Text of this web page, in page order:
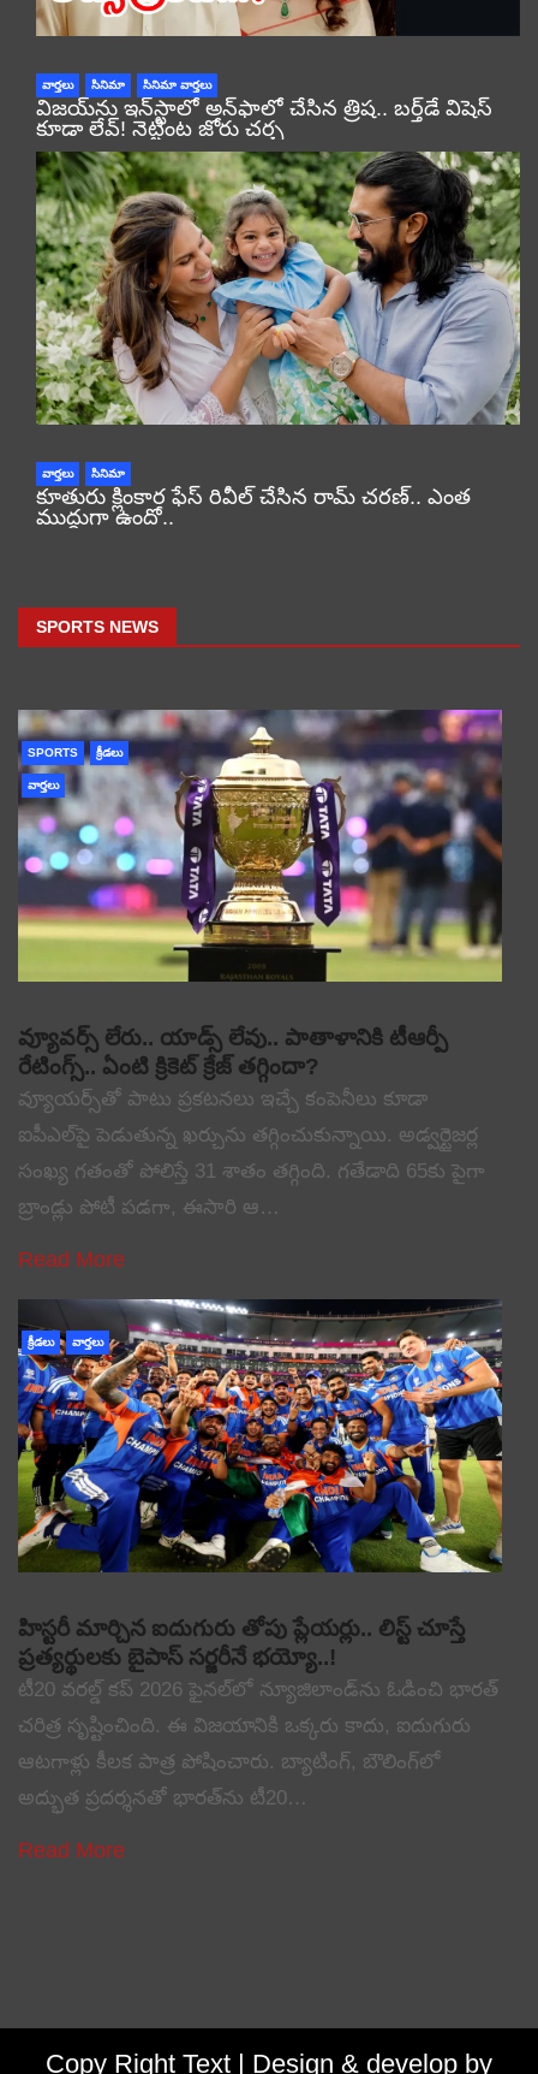
వార్తలు సినిమా సినిమా వార్తలు
విజయ్‌ను ఇన్‌స్టాలో అన్‌ఫాలో చేసిన త్రిష.. బర్త్‌డే విషెస్
కూడా లేవ్! నెట్టింట జోరు చర్చ
వార్తలు సినిమా
కూతురు క్లింకార ఫేస్ రివీల్ చేసిన రామ్ చరణ్.. ఎంత
ముద్దుగా ఉందో..
SPORTS NEWS
SPORTS క్రీడలు
వార్తలు
వ్యూవర్స్ లేరు.. యాడ్స్ లేవు.. పాతాళానికి టీఆర్పీ
రేటింగ్స్.. ఏంటి క్రికెట్ క్రేజ్ తగ్గిందా?
వ్యూయర్స్‌తో పాటు ప్రకటనలు ఇచ్చే కంపెనీలు కూడా
ఐపీఎల్‌పై పెడుతున్న ఖర్చును తగ్గించుకున్నాయి. అడ్వర్టైజర్ల
సంఖ్య గతంతో పోలిస్తే 31 శాతం తగ్గింది. గతేడాది 65కు పైగా
బ్రాండ్లు పోటీ పడగా, ఈసారి ఆ…
Read More
క్రీడలు వార్తలు
హిస్టరీ మార్చిన ఐదుగురు తోపు ప్లేయర్లు.. లిస్ట్ చూస్తే
ప్రత్యర్థులకు బైపాస్ సర్జరీనే భయ్యో..!
టీ20 వరల్డ్ కప్ 2026 ఫైనల్‌లో న్యూజిలాండ్‌ను ఓడించి భారత్
చరిత్ర సృష్టించింది. ఈ విజయానికి ఒక్కరు కాదు, ఐదుగురు
ఆటగాళ్లు కీలక పాత్ర పోషించారు. బ్యాటింగ్, బౌలింగ్‌లో
అద్భుత ప్రదర్శనతో భారత్‌ను టీ20…
Read More
Copy Right Text | Design & develop by